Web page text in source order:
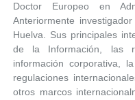
Doctor Europeo en
Anteriormente
Huelva. Sus principales
de la Información, las
información corporativa,
regulaciones
otros marcos